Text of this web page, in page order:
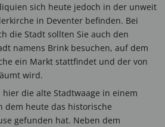
sich heute jedoch in der unweit
in Deventer befinden. Bei
die Stadt sollten Sie auch den
namens Brink besuchen, auf dem
ein Markt stattfindet und der von
wird.
die alte Stadtwaage in einem
dem heute das historische
gefunden hat. Neben dem